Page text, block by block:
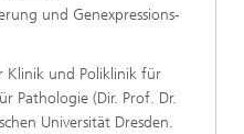
und Genexpressions-
Klinik und Poliklinik für
Pathologie (Dir. Prof. Dr.
Universität Dresden.